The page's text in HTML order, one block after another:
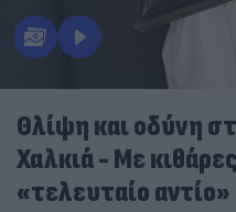
Θλίψη και οδύνη
Χαλκιά - Με
«τελευταίο αντίο»